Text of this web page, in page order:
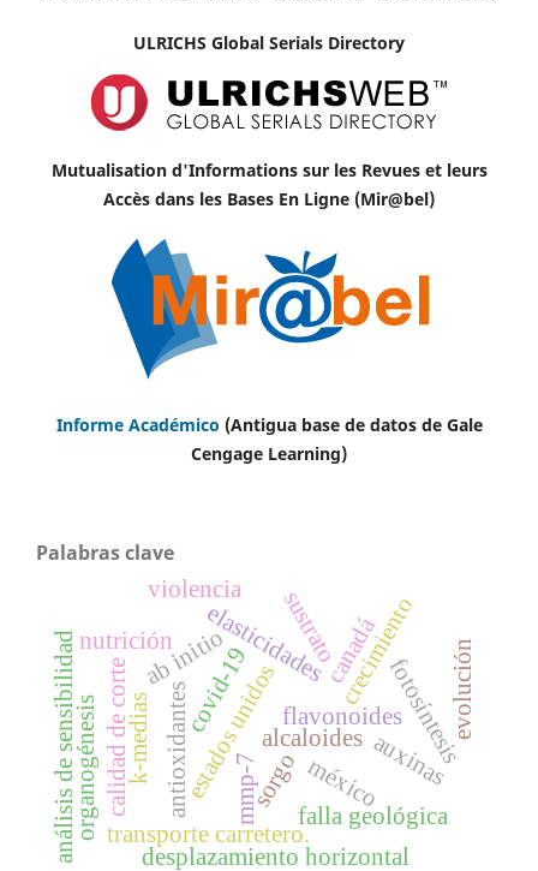
ULRICHS Global Serials Directory
Mutualisation d'Informations sur les Revues et leurs
Accès dans les Bases En Ligne (Mir@bel)
Informe Académico (Antigua base de datos de Gale
Cengage Learning)
Palabras clave
antioxidantes
ab initio
alcaloides
flavonoides
elasticidades
méxico
estados unidos
canadá
transporte carretero.
calidad de corte
crecimiento
fotosíntesis
nutrición sustrato
mmp-7
covid-19
falla geológica
desplazamiento horizontal
evolución
violencia
organogénesis auxinas
análisis de sensibilidad sorgo
k-medias